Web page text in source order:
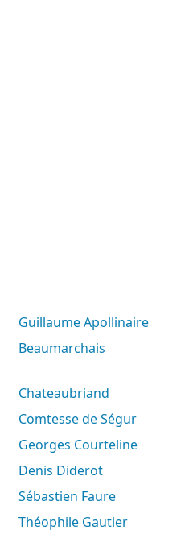
Guillaume Apollinaire
Beaumarchais
Chateaubriand
Comtesse de Ségur
Georges Courteline
Denis Diderot
Sébastien Faure
Théophile Gautier